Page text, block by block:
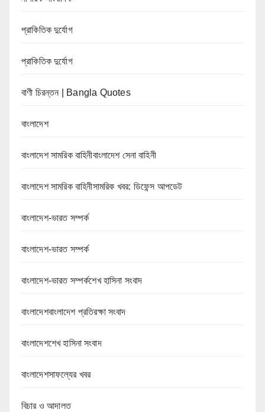
প্রাকিতিক দুর্যোগ
প্রাকিতিক দুর্যোগ
বাণী চিরন্তন | Bangla Quotes
বাংলাদেশ
বাংলাদেশ সামরিক বাহিনীবাংলাদেশ সেনা বাহিনী
বাংলাদেশ সামরিক বাহিনীসামরিক খবর: ডিফেন্স আপডেট
বাংলাদেশ-ভারত সম্পর্ক
বাংলাদেশ-ভারত সম্পর্ক
বাংলাদেশ-ভারত সম্পর্কশেখ হাসিনা সংবাদ
বাংলাদেশবাংলাদেশ প্রতিরক্ষা সংবাদ
বাংলাদেশশেখ হাসিনা সংবাদ
বাংলাদেশসাফল্যের খবর
বিচার ও আদালত